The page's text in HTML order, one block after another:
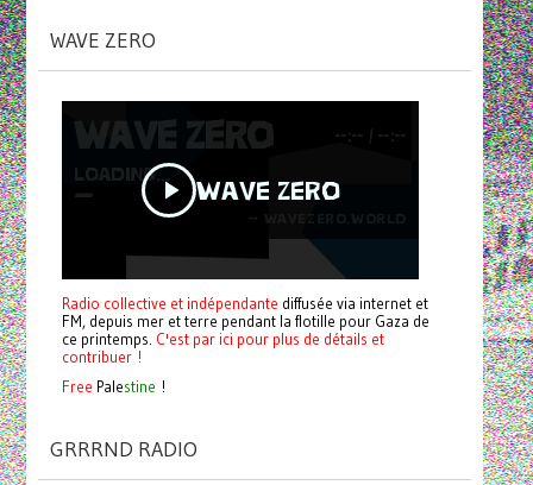
WAVE ZERO
Radio collective et indépendante diffusée via internet et
FM, depuis mer et terre pendant la flotille pour Gaza de
ce printemps. C'est par ici pour plus de détails et
contribuer !
Free Palestine !
GRRRND RADIO